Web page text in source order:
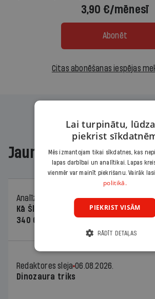
3,90 €/mēnesī
Abonēt
Citas abonēšanas iespējas
Jaunākajā žurnālā
Analīze
06.08.2026.
Kā Šlesera partija palika nesodīta
340 000 vērtu reklāmas kampaņu
Redaktores sleja 06.08.2026.
Dinozaura triks
Lai turpinātu,
piekrist
Mēs izmantojam tikai sīkdatnes, kas
lapas darbībai un analītikai. Lapas
vienmēr var mainīt piekrišanu. Vairāk lasi
politikā.
PIEKRIST VISĀM
RĀDĪT DETAĻAS